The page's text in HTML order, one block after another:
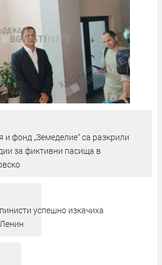
фонд „Земеделие“ са разкрили
за фиктивни пасища в